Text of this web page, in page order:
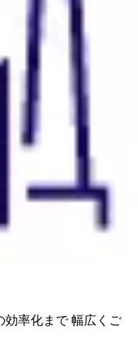
効率化まで 幅広くご